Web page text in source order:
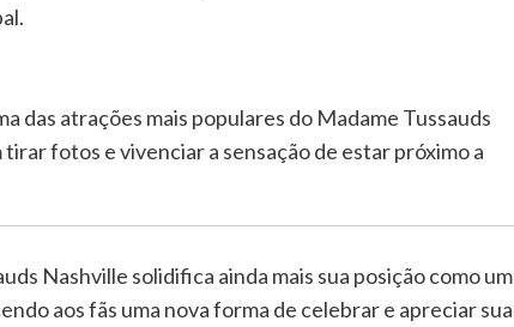
das atrações mais populares do Madame Tussauds
fotos e vivenciar a sensação de estar próximo a
Nashville solidifica ainda mais sua posição como um
aos fãs uma nova forma de celebrar e apreciar sua